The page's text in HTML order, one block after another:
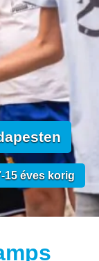
15 éves korig